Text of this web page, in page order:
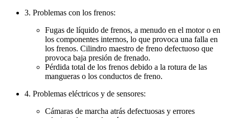
3. Problemas con los frenos:
Fugas de líquido de frenos, a menudo en el motor o en
los componentes internos, lo que provoca una falla en
los frenos. Cilindro maestro de freno defectuoso que
provoca baja presión de frenado.
Pérdida total de los frenos debido a la rotura de las
mangueras o los conductos de freno.
4. Problemas eléctricos y de sensores:
Cámaras de marcha atrás defectuosas y errores